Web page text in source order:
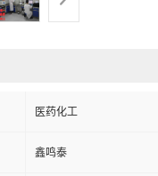
医药化工
鑫鸣泰